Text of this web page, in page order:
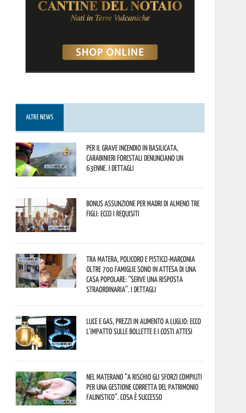
ALTRE NEWS
Per il grave incendio in Basilicata,
Carabinieri forestali denunciano un
63enne. I dettagli
Bonus assunzione per madri di almeno tre
figli: ecco i requisiti
Tra Matera, Policoro e Pisticci-Marconia
oltre 700 famiglie sono in attesa di una
casa popolare: “serve una risposta
straordinaria”. I dettagli
Luce e gas, prezzi in aumento a luglio: ecco
l’impatto sulle bollette e i costi attesi
Nel materano “a rischio gli sforzi compiuti
per una gestione corretta del patrimonio
faunistico”. Cosa è successo